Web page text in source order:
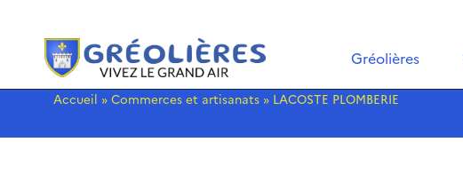
Gréolières
Accueil » Commerces et artisanats » LACOSTE PLOMBERIE